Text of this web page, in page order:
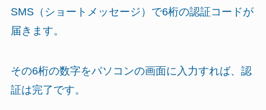
SMS（ショートメッセージ）で6桁の認証コードが
届きます。
その6桁の数字をパソコンの画面に入力すれば、認
証は完了です。